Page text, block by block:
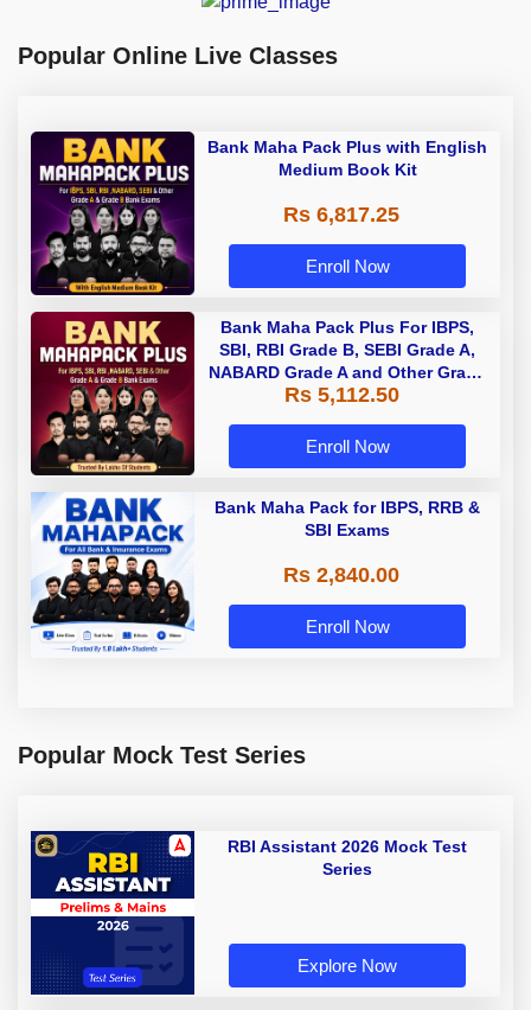
Popular Online Live Classes
Bank Maha Pack Plus with English
Medium Book Kit
Rs 6,817.25
Enroll Now
Bank Maha Pack Plus For IBPS,
SBI, RBI Grade B, SEBI Grade A,
NABARD Grade A and Other Grade
A & Grade B Bank Exams
Rs 5,112.50
Enroll Now
Bank Maha Pack for IBPS, RRB &
SBI Exams
Rs 2,840.00
Enroll Now
Popular Mock Test Series
RBI Assistant 2026 Mock Test
Series
Explore Now